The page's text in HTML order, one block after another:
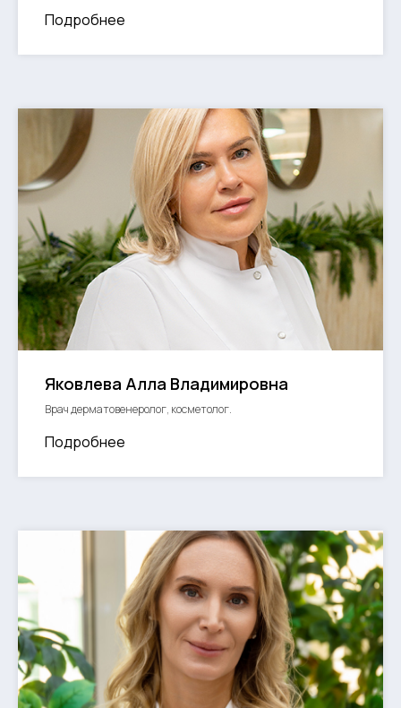
Подробнее
Яковлева Алла Владимировна
Врач дерматовенеролог, косметолог.
Подробнее